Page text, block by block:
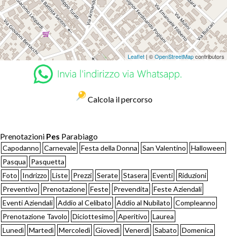
Leaflet | ©OpenStreetMapcontributors
Calcola il percorso
Prenotazioni Pes Parabiago
Capodanno Carnevale Festa della Donna San Valentino
Halloween
Pasqua
Pasquetta
Foto
Indrizzo Liste Prezzi Serate Stasera Eventi
Riduzioni
Preventivo
Prenotazione Feste Prevendita
Feste Aziendali
Eventi Aziendali Addio al Celibato Addio al Nubilato
Compleanno
Prenotazione Tavolo
Diciottesimo Aperitivo
Laurea
Lunedì Martedì Mercoledì Giovedì Venerdì Sabato Domenica